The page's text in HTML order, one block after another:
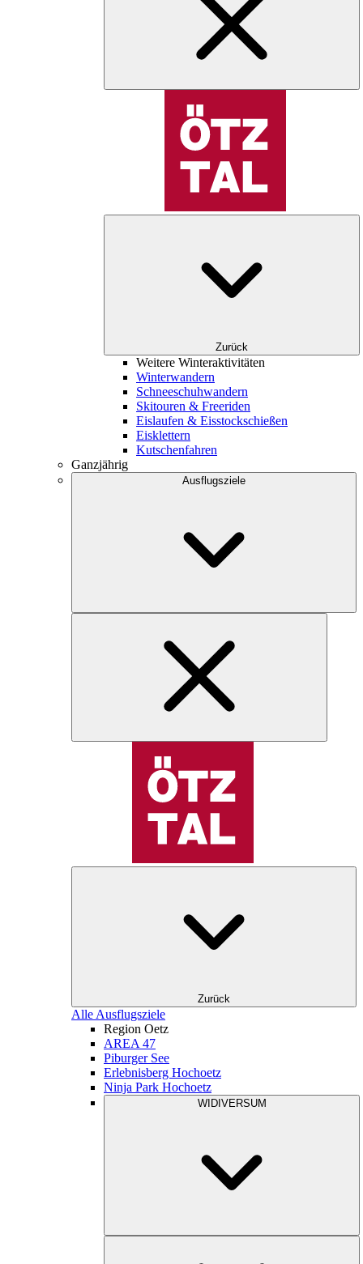
Zurück
Weitere Winteraktivitäten
Winterwandern
Schneeschuhwandern
Skitouren & Freeriden
Eislaufen & Eisstockschießen
Eisklettern
Kutschenfahren
Ganzjährig
Ausflugsziele
Zurück
Alle Ausflugsziele
Region Oetz
AREA 47
Piburger See
Erlebnisberg Hochoetz
Ninja Park Hochoetz
WIDIVERSUM